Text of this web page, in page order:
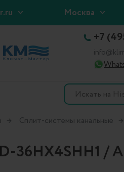
Москва
+7
Сплит-системы канальные
36HX4SHH1 /